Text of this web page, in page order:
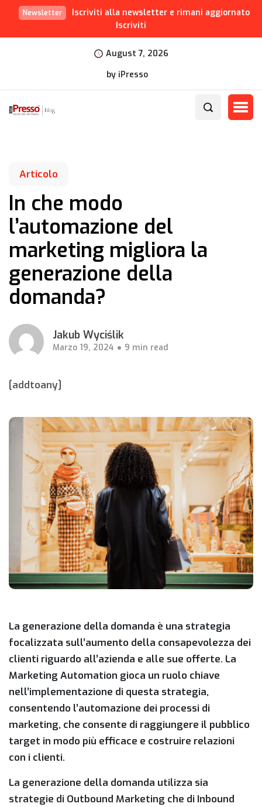
Newsletter
Iscriviti alla newsletter e rimani aggiornato
Iscriviti
August 7, 2026
by iPresso
Articolo
In che modo
l’automazione del
marketing migliora la
generazione della
domanda?
Jakub Wyciślik
Marzo 19, 2024 9 min read
[addtoany]
La generazione della domanda è una strategia
focalizzata sull’aumento della consapevolezza dei
clienti riguardo all’azienda e alle sue offerte. La
Marketing Automation gioca un ruolo chiave
nell’implementazione di questa strategia,
consentendo l’automazione dei processi di
marketing, che consente di raggiungere il pubblico
target in modo più efficace e costruire relazioni
con i clienti.
La generazione della domanda utilizza sia
strategie di Outbound Marketing che di Inbound